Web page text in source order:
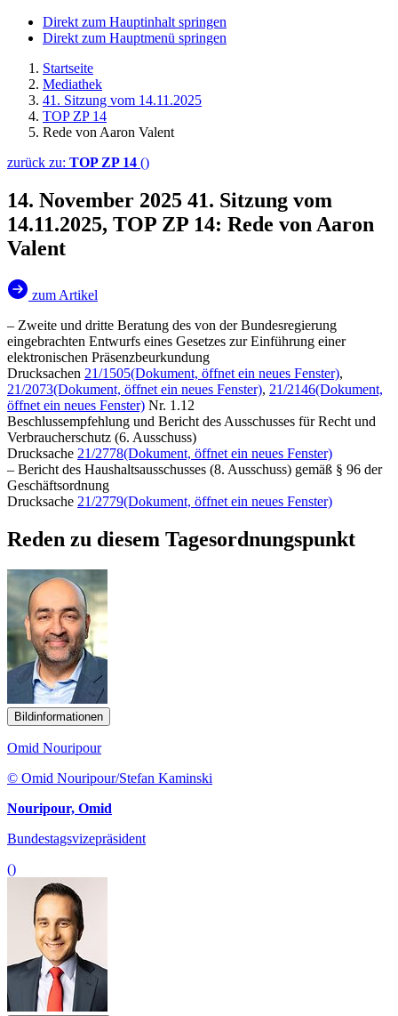
Direkt zum Hauptinhalt springen
Direkt zum Hauptmenü springen
Startseite
Mediathek
41. Sitzung vom 14.11.2025
TOP ZP 14
Rede von Aaron Valent
zurück zu: TOP ZP 14 ()
14. November 2025 41. Sitzung vom
14.11.2025, TOP ZP 14: Rede von Aaron
Valent
zum Artikel
– Zweite und dritte Beratung des von der Bundesregierung
eingebrachten Entwurfs eines Gesetzes zur Einführung einer
elektronischen Präsenzbeurkundung
Drucksachen 21/1505(Dokument, öffnet ein neues Fenster),
21/2073(Dokument, öffnet ein neues Fenster), 21/2146(Dokument,
öffnet ein neues Fenster) Nr. 1.12
Beschlussempfehlung und Bericht des Ausschusses für Recht und
Verbraucherschutz (6. Ausschuss)
Drucksache 21/2778(Dokument, öffnet ein neues Fenster)
– Bericht des Haushaltsausschusses (8. Ausschuss) gemäß § 96 der
Geschäftsordnung
Drucksache 21/2779(Dokument, öffnet ein neues Fenster)
Reden zu diesem Tagesordnungspunkt
Bildinformationen
Omid Nouripour
© Omid Nouripour/Stefan Kaminski
Nouripour, Omid
Bundestagsvizepräsident
()